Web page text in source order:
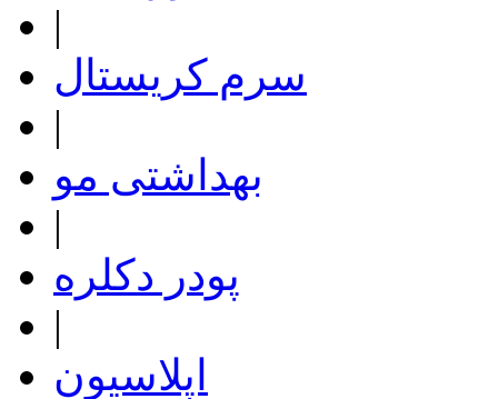
|
سرم کریستال
|
بهداشتی مو
|
پودر دکلره
|
اپلاسیون